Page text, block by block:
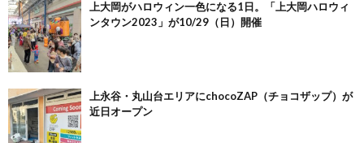
上大岡がハロウィン一色になる1日。「上大岡ハロウィ
ンタウン2023」が10/29（日）開催
上永谷・丸山台エリアにchocoZAP（チョコザップ）が
近日オープン